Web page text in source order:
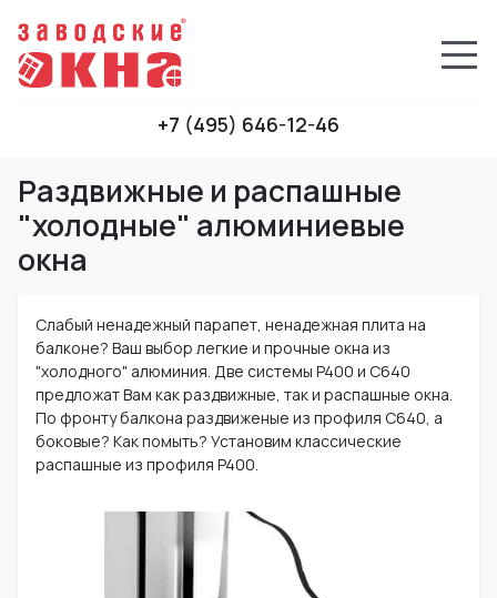
+7 (495) 646-12-46
Раздвижные и распашные
"холодные" алюминиевые
окна
Слабый ненадежный парапет, ненадежная плита на
балконе? Ваш выбор легкие и прочные окна из
"холодного" алюминия. Две системы P400 и C640
предложат Вам как раздвижные, так и распашные окна.
По фронту балкона раздвиженые из профиля C640, а
боковые? Как помыть? Установим классические
распашные из профиля P400.